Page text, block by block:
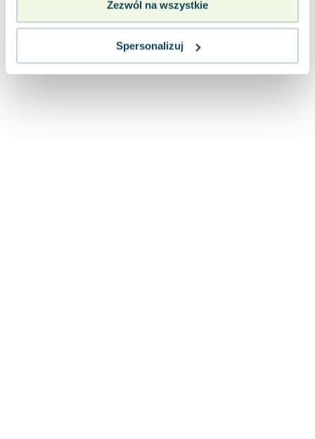
Zezwól na wszystkie
Spersonalizuj
Ajahn Brahm
Jacek Walkiewicz